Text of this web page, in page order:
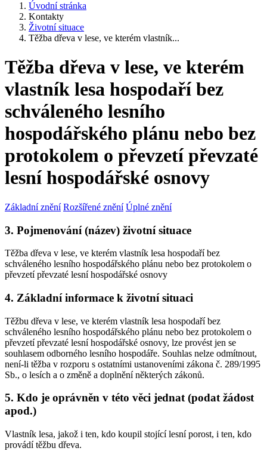
Úvodní stránka
Kontakty
Životní situace
Těžba dřeva v lese, ve kterém vlastník...
Těžba dřeva v lese, ve kterém
vlastník lesa hospodaří bez
schváleného lesního
hospodářského plánu nebo bez
protokolem o převzetí převzaté
lesní hospodářské osnovy
Základní znění Rozšířené znění Úplné znění
3. Pojmenování (název) životní situace
Těžba dřeva v lese, ve kterém vlastník lesa hospodaří bez
schváleného lesního hospodářského plánu nebo bez protokolem o
převzetí převzaté lesní hospodářské osnovy
4. Základní informace k životní situaci
Těžbu dřeva v lese, ve kterém vlastník lesa hospodaří bez
schváleného lesního hospodářského plánu nebo bez protokolem o
převzetí převzaté lesní hospodářské osnovy, lze provést jen se
souhlasem odborného lesního hospodáře. Souhlas nelze odmítnout,
není-li těžba v rozporu s ostatními ustanoveními zákona č. 289/1995
Sb., o lesích a o změně a doplnění některých zákonů.
5. Kdo je oprávněn v této věci jednat (podat žádost
apod.)
Vlastník lesa, jakož i ten, kdo koupil stojící lesní porost, i ten, kdo
provádí těžbu dřeva.